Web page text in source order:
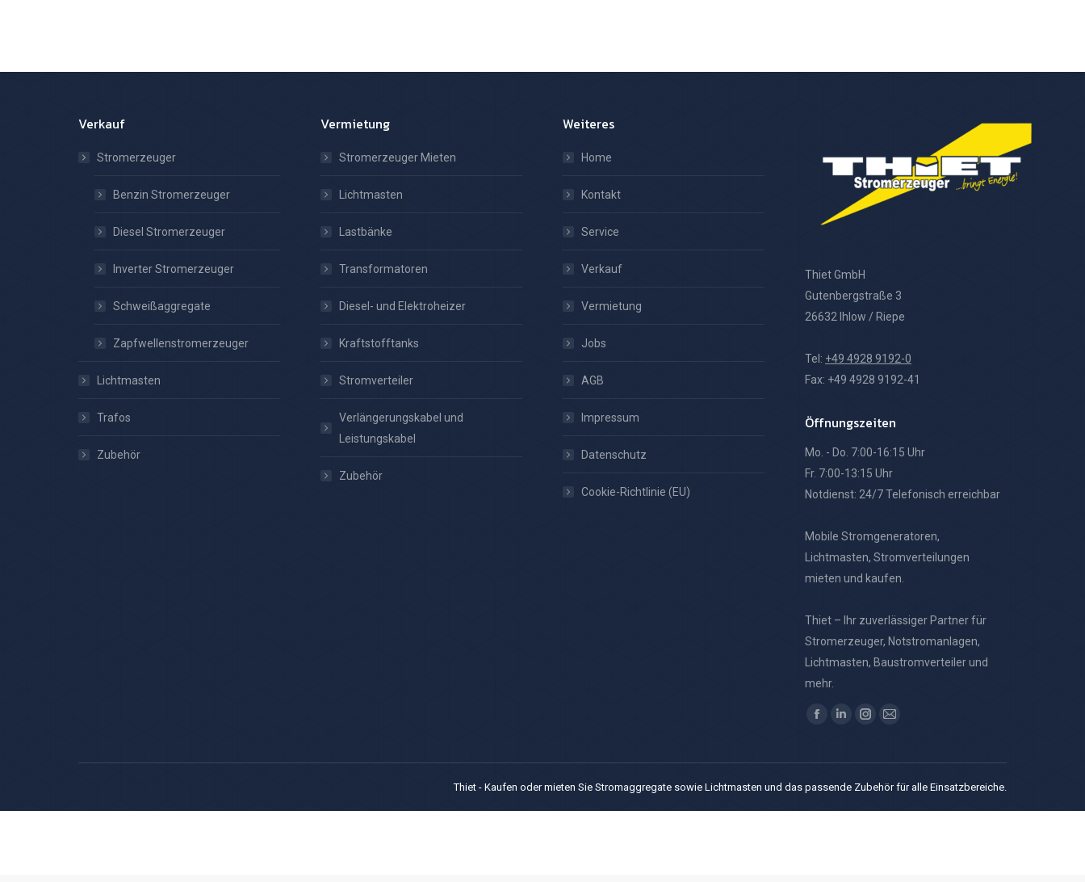
Verkauf
Stromerzeuger
Benzin Stromerzeuger
Diesel Stromerzeuger
Inverter Stromerzeuger
Schweißaggregate
Zapfwellenstromerzeuger
Lichtmasten
Trafos
Zubehör
Vermietung
Stromerzeuger Mieten
Lichtmasten
Lastbänke
Transformatoren
Diesel- und Elektroheizer
Kraftstofftanks
Stromverteiler
Verlängerungskabel und
Leistungskabel
Zubehör
Weiteres
Home
Kontakt
Service
Verkauf
Vermietung
Jobs
AGB
Impressum
Datenschutz
Cookie-Richtlinie (EU)
Thiet GmbH
Gutenbergstraße 3
26632 Ihlow / Riepe
Tel: +49 4928 9192-0
Fax: +49 4928 9192-41
Öffnungszeiten
Mo. - Do. 7:00-16:15 Uhr
Fr. 7:00-13:15 Uhr
Notdienst: 24/7 Telefonisch erreichbar
Mobile Stromgeneratoren,
Lichtmasten, Stromverteilungen
mieten und kaufen.
Thiet – Ihr zuverlässiger Partner für
Stromerzeuger, Notstromanlagen,
Lichtmasten, Baustromverteiler und
mehr.
Finden Sie uns auf:
Facebook
opens
in
Linkedin
opens
in
Instagram
opens
in
E-
page
opens
Thiet - Kaufen oder mieten Sie Stromaggregate sowie Lichtmasten und das passende Zubehör für alle Einsatzbereiche.